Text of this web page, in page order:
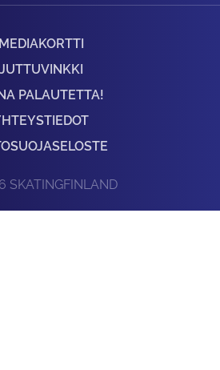
MEDIAKORTTI
JUTTUVINKKI
PALAUTETTA!
SKATINGFINLAND